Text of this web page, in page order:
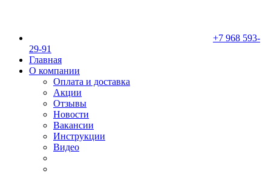
+7 968 593-
29-91
Главная
О компании
Оплата и доставка
Акции
Отзывы
Новости
Вакансии
Инструкции
Видео